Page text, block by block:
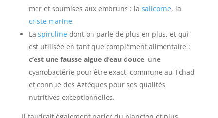
mer et soumises aux embruns : la salicorne, la
criste marine.
La spirulinedont on parle de plus en plus, et qui
est utilisée en tant que complément alimentaire :
c’est une fausse algue d’eau douce, une
cyanobactérie pour être exact, commune au Tchad
et connue des Aztèques pour ses qualités
nutritives exceptionnelles.